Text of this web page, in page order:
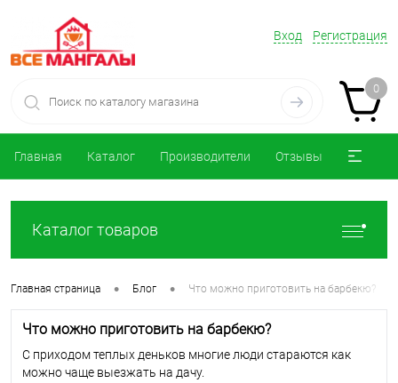
Вход Регистрация
0
Главная Каталог Производители Отзывы
Каталог товаров
Главная страница • Блог • Что можно приготовить на барбекю?
Что можно приготовить на барбекю?
С приходом теплых деньков многие люди стараются как
можно чаще выезжать на дачу.